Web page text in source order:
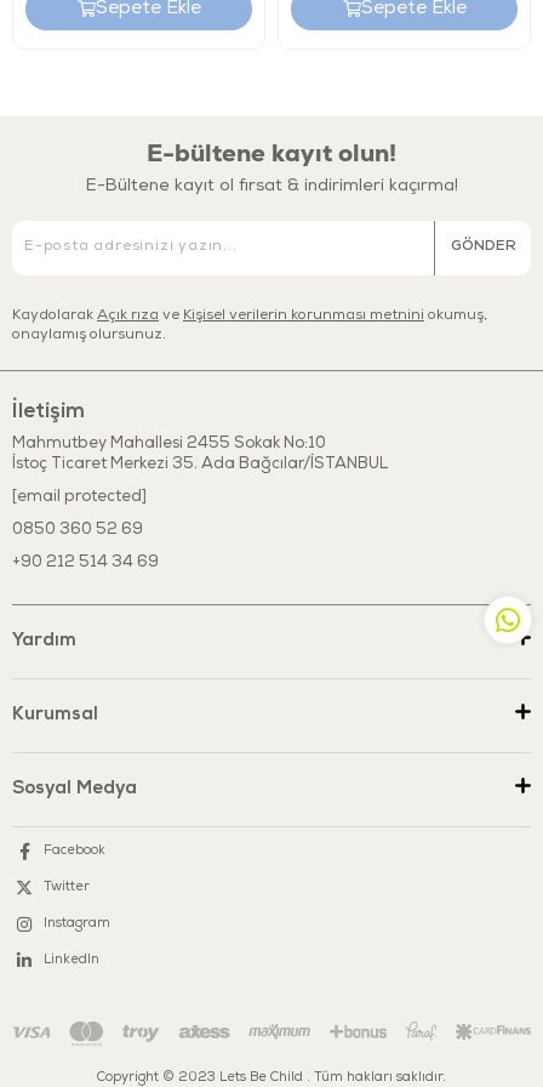
Kullanım Alanı: İç ve dış mekanlarda kullanılabilir
Konfor: Ergonomik oturak ve kolay yönlendirilen direksiyon
Menşei:Çin Halk Cumhuriyeti
Sepete Ekle Sepete Ekle
E-bültene kayıt olun!
E-Bültene kayıt ol fırsat & indirimleri kaçırma!
GÖNDER
Kaydolarak Açık rıza ve Kişisel verilerin korunması metnini okumuş,
onaylamış olursunuz.
İletişim
Mahmutbey Mahallesi 2455 Sokak No:10
İstoç Ticaret Merkezi 35. Ada Bağcılar/İSTANBUL
[email protected]
0850 360 52 69
+90 212 514 34 69
Yardım
Kurumsal
Sosyal Medya
Facebook
Twitter
Instagram
LinkedIn
Copyright © 2023 Lets Be Child . Tüm hakları saklıdır.